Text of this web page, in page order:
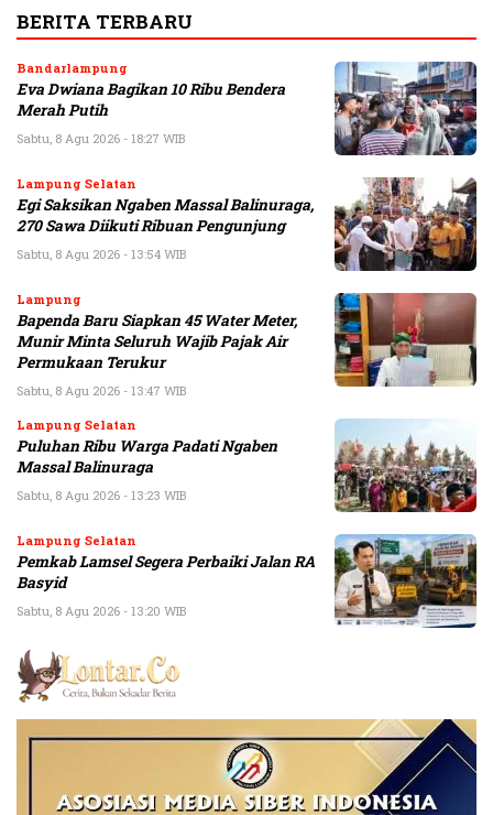
BERITA TERBARU
Bandarlampung
Eva Dwiana Bagikan 10 Ribu Bendera
Merah Putih
Sabtu, 8 Agu 2026 - 18:27 WIB
Lampung Selatan
Egi Saksikan Ngaben Massal Balinuraga,
270 Sawa Diikuti Ribuan Pengunjung
Sabtu, 8 Agu 2026 - 13:54 WIB
Lampung
Bapenda Baru Siapkan 45 Water Meter,
Munir Minta Seluruh Wajib Pajak Air
Permukaan Terukur
Sabtu, 8 Agu 2026 - 13:47 WIB
Lampung Selatan
Puluhan Ribu Warga Padati Ngaben
Massal Balinuraga
Sabtu, 8 Agu 2026 - 13:23 WIB
Lampung Selatan
Pemkab Lamsel Segera Perbaiki Jalan RA
Basyid
Sabtu, 8 Agu 2026 - 13:20 WIB